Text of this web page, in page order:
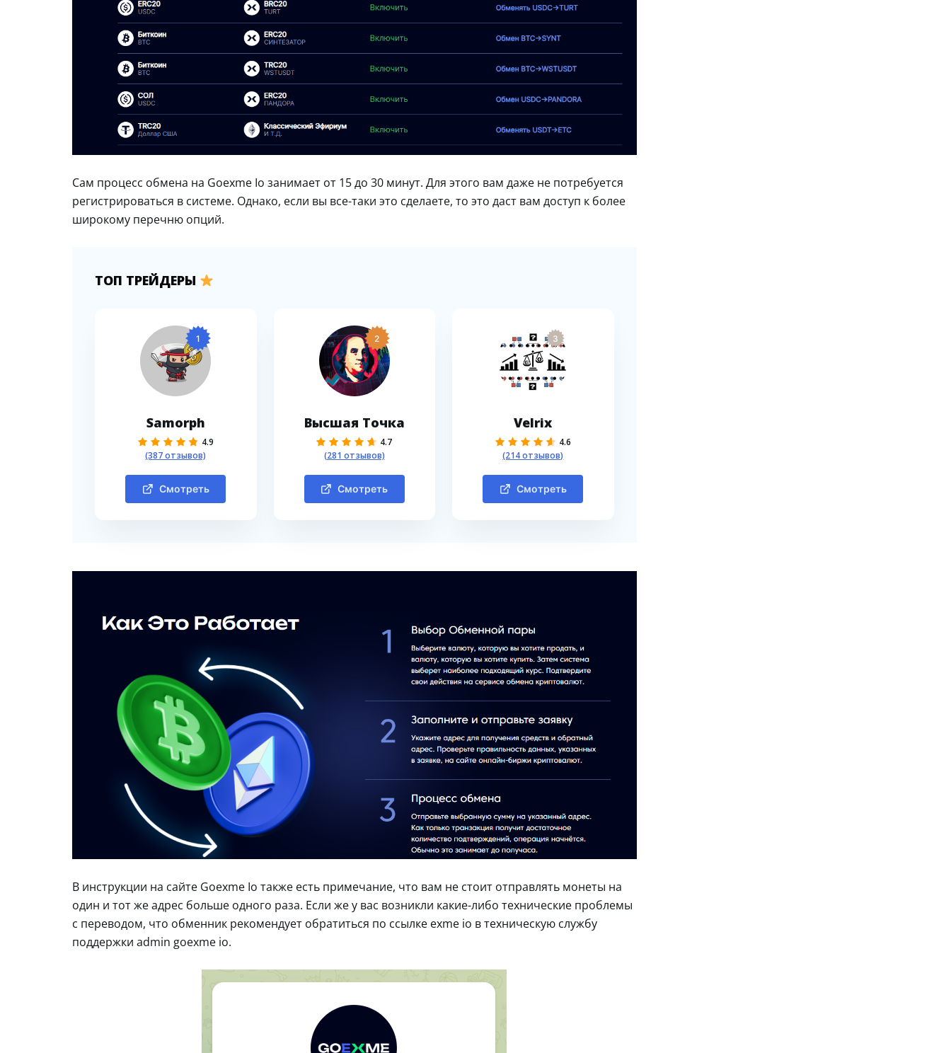
Сам процесс обмена на Goexme Io занимает от 15 до 30 минут. Для этого вам даже не потребуется
регистрироваться в системе. Однако, если вы все-таки это сделаете, то это даст вам доступ к более
широкому перечню опций.
ТОП ТРЕЙДЕРЫ
1
Samorph
4.9
(387 отзывов)
Смотреть
2
Высшая Точка
4.7
(281 отзывов)
Смотреть
3
Velrix
4.6
(214 отзывов)
Смотреть
В инструкции на сайте Goexme Io также есть примечание, что вам не стоит отправлять монеты на
один и тот же адрес больше одного раза. Если же у вас возникли какие-либо технические проблемы
с переводом, что обменник рекомендует обратиться по ссылке exme io в техническую службу
поддержки admin goexme io.